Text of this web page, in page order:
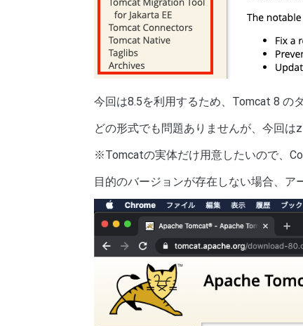
今回は8.5を利用するため、Tomcat 8 の
どの形式でも問題ありませんが、今回は
※Tomcatの実体だけ用意したいので、
目的のバージョンが存在しない場合、ア